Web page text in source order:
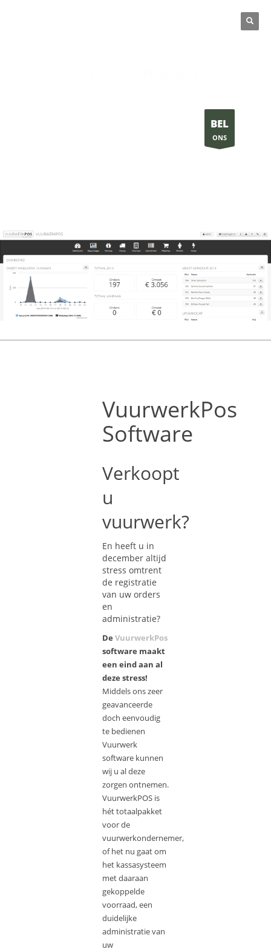
BEL
ONS
VuurwerkPos
Software
Verkoopt
u
vuurwerk?
En heeft u in
december altijd
stress omtrent
de registratie
van uw orders
en
administratie?
De VuurwerkPos
software maakt
een eind aan al
deze stress!
Middels ons zeer
geavanceerde
doch eenvoudig
te bedienen
Vuurwerk
software kunnen
wij u al deze
zorgen ontnemen.
VuurwerkPOS is
hét totaalpakket
voor de
vuurwerkondernemer,
of het nu gaat om
het kassasysteem
met daaraan
gekoppelde
voorraad, een
duidelijke
administratie van
uw